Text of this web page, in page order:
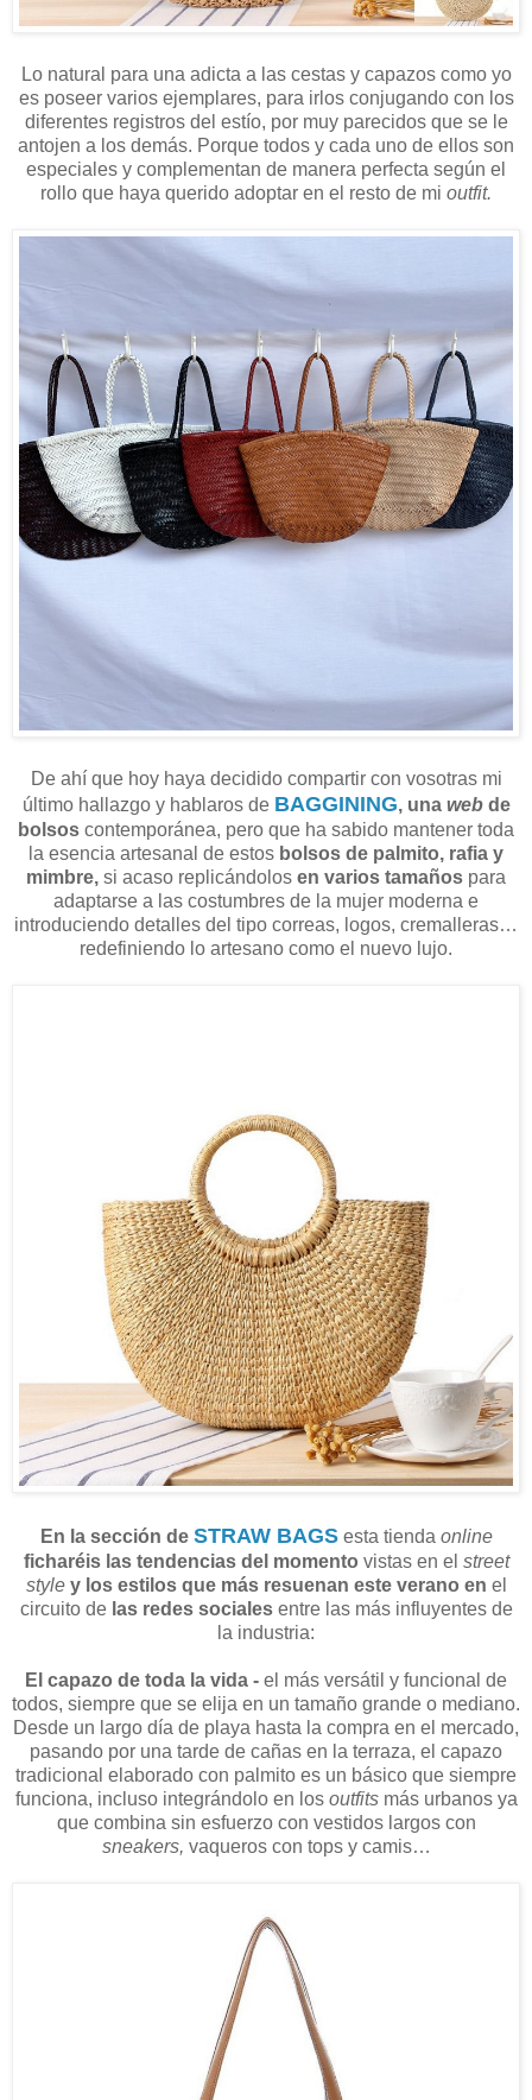
Lo natural para una adicta a las cestas y capazos como yo
es poseer varios ejemplares, para irlos conjugando con los
diferentes registros del estío, por muy parecidos que se le
antojen a los demás. Porque todos y cada uno de ellos son
especiales y complementan de manera perfecta según el
rollo que haya querido adoptar en el resto de mi outfit.
De ahí que hoy haya decidido compartir con vosotras mi
último hallazgo y hablaros de BAGGINING, una webde
bolsos contemporánea, pero que ha sabido mantener toda
la esencia artesanal de estos bolsos de palmito, rafia y
mimbre, si acaso replicándolos en varios tamaños para
adaptarse a las costumbres de la mujer moderna e
introduciendo detalles del tipo correas, logos, cremalleras…
redefiniendo lo artesano como el nuevo lujo.
En la sección de STRAW BAGSesta tienda online
ficharéis las tendencias del momento vistas en el street
style y los estilos que más resuenan este verano en el
circuito de las redes sociales entre las más influyentes de
la industria:
El capazo de toda la vida - el más versátil y funcional de
todos, siempre que se elija en un tamaño grande o mediano.
Desde un largo día de playa hasta la compra en el mercado,
pasando por una tarde de cañas en la terraza, el capazo
tradicional elaborado con palmito es un básico que siempre
funciona, incluso integrándolo en losoutfitsmás urbanos ya
que combina sin esfuerzo con vestidos largos con
sneakers, vaqueros con tops y camis…